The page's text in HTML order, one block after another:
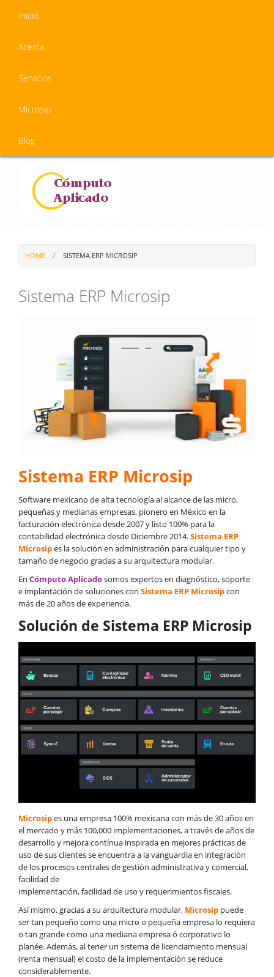
Inicio
Acerca
Servicios
Microsip
Blog
HOME SISTEMA ERP MICROSIP
Sistema ERP Microsip
Sistema ERP Microsip
Software mexicano de alta tecnología al alcance de las micro,
pequeñas y medianas empresas, pionero en México en la
facturación electrónica desde 2007 y listo 100% para la
contabilidad electrónica desde Diciembre 2014.Sistema ERP
Microsipes la solución en administración para cualquier tipo y
tamaño de negocio gracias a su arquitectura modular.
En Cómputo Aplicadosomos expertos en diagnóstico, soporte
e implantación de soluciones con Sistema ERP Microsipcon
más de 20 años de experiencia.
Solución de Sistema ERP Microsip
Microsipes una empresa 100% mexicana con más de 30 años en
el mercado y más 100,000 implementaciones, a través de años de
desarrollo y mejora contínua inspirada en mejores prácticas de
uso de sus clientes se encuentra a la vanguardia en integración
de los procesos centrales de gestión administrativa y comercial,
facilidad de
implementación, facilidad de uso y requerimientos fiscales.
Así mismo, gracias a su arquitectura modular, Microsip puede
ser tan pequeño como una micro o pequeña empresa lo requiera
o tan grande como una mediana empresa ó corporativo lo
planée. Además, al tener un sistema de licenciamiento mensual
(renta mensual) el costo de la implementación se reduce
considerablemente.